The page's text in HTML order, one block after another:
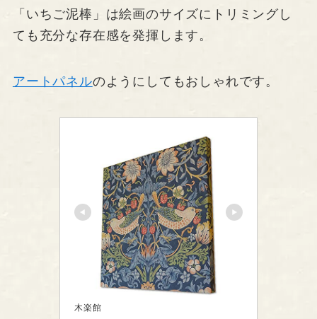
「いちご泥棒」は絵画のサイズにトリミングし
ても充分な存在感を発揮します。
アートパネルのようにしてもおしゃれです。
木楽館